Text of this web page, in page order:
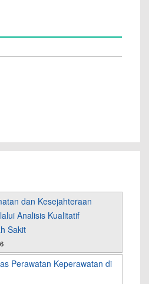
dan Kesejahteraan
Analisis Kualitatif
Sakit
Perawatan Keperawatan di